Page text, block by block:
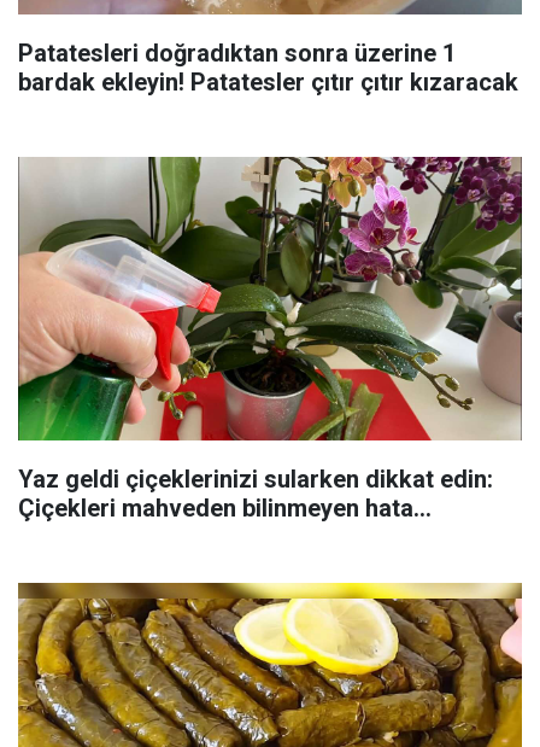
Patatesleri doğradıktan sonra üzerine 1
bardak ekleyin! Patatesler çıtır çıtır kızaracak
Yaz geldi çiçeklerinizi sularken dikkat edin:
Çiçekleri mahveden bilinmeyen hata...